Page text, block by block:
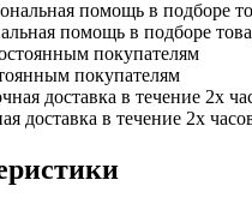
помощь в подборе
покупателям
доставка в течение 2х